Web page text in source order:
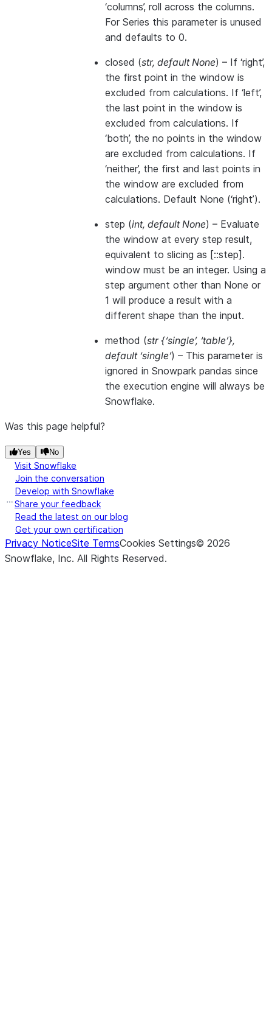
‘columns’, roll across the columns.
For Series this parameter is unused
and defaults to 0.
closed (str, default None) – If ‘right’,
the first point in the window is
excluded from calculations. If ‘left’,
the last point in the window is
excluded from calculations. If
‘both’, the no points in the window
are excluded from calculations. If
‘neither’, the first and last points in
the window are excluded from
calculations. Default None (‘right’).
step (int, default None) – Evaluate
the window at every step result,
equivalent to slicing as [::step].
window must be an integer. Using a
step argument other than None or
1 will produce a result with a
different shape than the input.
method (str {‘single’, ‘table’},
default ‘single’) – This parameter is
ignored in Snowpark pandas since
the execution engine will always be
Snowflake.
Was this page helpful?
Yes No
Visit Snowflake
Join the conversation
Develop with Snowflake
Share your feedback
Read the latest on our blog
Get your own certification
Privacy NoticeSite TermsCookies Settings© 2026
Snowflake, Inc. All Rights Reserved.